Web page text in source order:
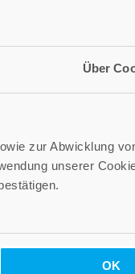
Über
zur Abwicklung
unserer
OK
KARRIERE